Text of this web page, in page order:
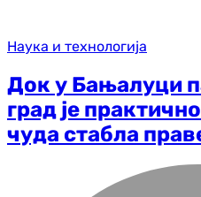
Наука и технологија
Док у Бањалуци
град је
чуда стабла